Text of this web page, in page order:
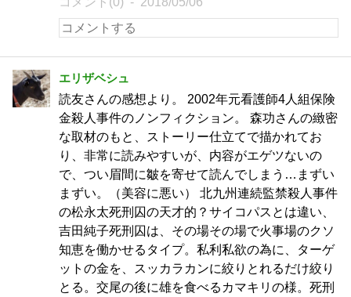
エリザベシュ
読友さんの感想より。 2002年元看護師4人組保険
金殺人事件のノンフィクション。 森功さんの緻密
な取材のもと、ストーリー仕立てで描かれてお
り、非常に読みやすいが、内容がエゲツないの
で、つい眉間に皺を寄せて読んでしまう…まずい
まずい。（美容に悪い） 北九州連続監禁殺人事件
の松永太死刑囚の天才的？サイコパスとは違い、
吉田純子死刑囚は、その場その場で火事場のクソ
知恵を働かせるタイプ。私利私欲の為に、ターゲ
ットの金を、スッカラカンに絞りとれるだけ絞り
とる。交尾の後に雄を食べるカマキリの様。死刑